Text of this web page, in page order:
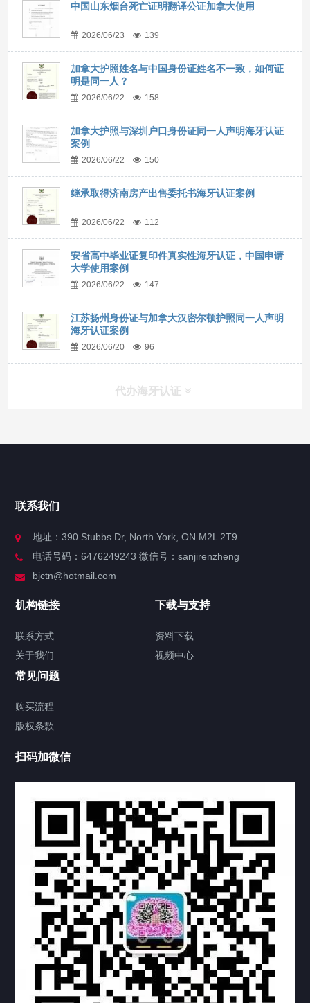
中国山东烟台死亡证明翻译公证加拿大使用
2026/06/23 139
加拿大护照姓名与中国身份证姓名不一致，如何证
明是同一人？
2026/06/22 158
加拿大护照与深圳户口身份证同一人声明海牙认证
案例
2026/06/22 150
继承取得济南房产出售委托书海牙认证案例
2026/06/22 112
安省高中毕业证复印件真实性海牙认证，中国申请
大学使用案例
2026/06/22 147
江苏扬州身份证与加拿大汉密尔顿护照同一人声明
海牙认证案例
2026/06/20 96
代办海牙认证
服务分类
签署类文件海牙认证程序费用
视频中心
热门标签 TAG
机构链接
联系方式 关于我们
下载与支持
资料下载 视频中心
常见问题
购买流程 版权条款
联系我们
地址：390 Stubbs Dr, North York, ON M2L 2T9
电话号码：6476249243 微信号：sanjirenzheng
bjctn@hotmail.com
机构链接
联系方式
关于我们
下载与支持
资料下载
视频中心
常见问题
购买流程
版权条款
扫码加微信